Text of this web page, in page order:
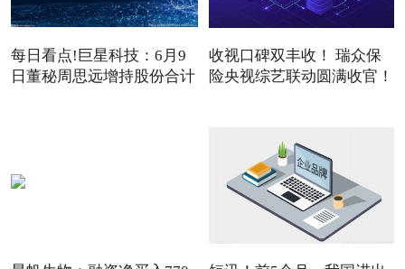
每日看点!巨星科技：6月9
日董秘周思远增持股份合计
收视口碑双丰收！ 瑞众保
险央视综艺联动圆满收官！